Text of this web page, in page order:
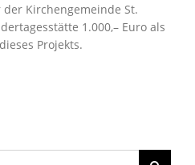
Kirchengemeinde St.
1.000,– Euro als
Projekts.